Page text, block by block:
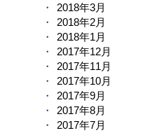
2018年3月
2018年2月
2018年1月
2017年12月
2017年11月
2017年10月
2017年9月
2017年8月
2017年7月